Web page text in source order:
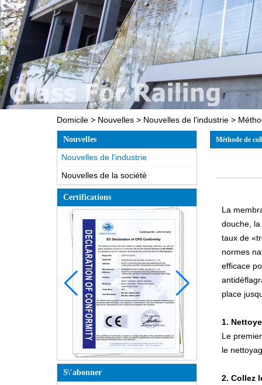
Domicile > Nouvelles > Nouvelles de l'industrie >
Nouvelles
Nouvelles de l'industrie
Nouvelles de la société
Certifications
S\'abonner
Méthode de
La
douche,
taux de
normes
efficace
place
1.
Le
le
2. Collez